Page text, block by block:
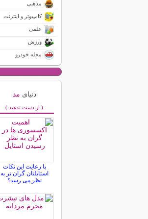
مذهبی
کامپیوتر و اینترنت
علمی
ورزش
مجله خودرو
دنیای مد
( از دست ندهید )
با رعایت این نکات
استایلتان گران تر به
نظر می رسد؟